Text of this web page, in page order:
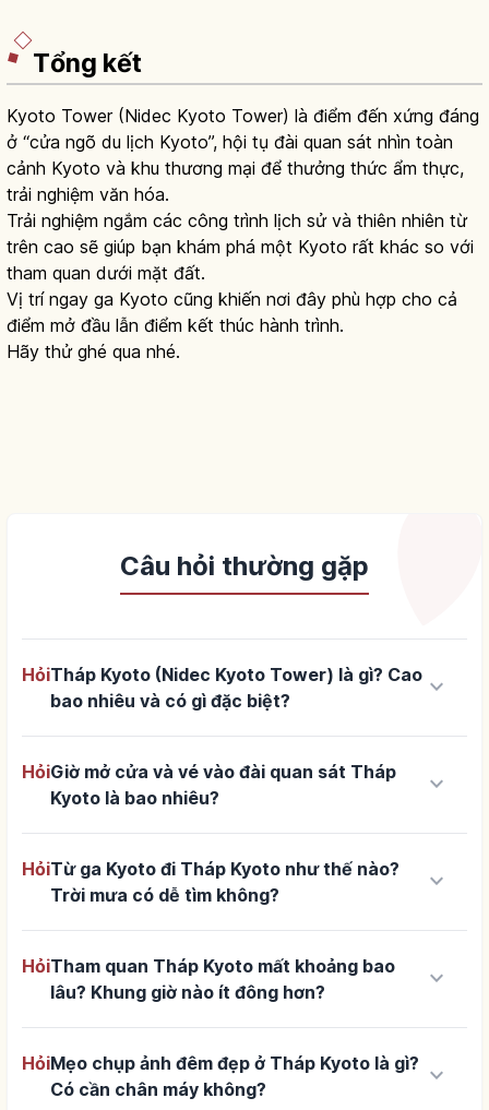
Tổng kết
Kyoto Tower (Nidec Kyoto Tower) là điểm đến xứng đáng
ở “cửa ngõ du lịch Kyoto”, hội tụ đài quan sát nhìn toàn
cảnh Kyoto và khu thương mại để thưởng thức ẩm thực,
trải nghiệm văn hóa.
Trải nghiệm ngắm các công trình lịch sử và thiên nhiên từ
trên cao sẽ giúp bạn khám phá một Kyoto rất khác so với
tham quan dưới mặt đất.
Vị trí ngay ga Kyoto cũng khiến nơi đây phù hợp cho cả
điểm mở đầu lẫn điểm kết thúc hành trình.
Hãy thử ghé qua nhé.
Câu hỏi thường gặp
HỏiTháp Kyoto (Nidec Kyoto Tower) là gì? Cao
bao nhiêu và có gì đặc biệt?
keyboard_arrow_down
HỏiGiờ mở cửa và vé vào đài quan sát Tháp
Kyoto là bao nhiêu?
keyboard_arrow_down
HỏiTừ ga Kyoto đi Tháp Kyoto như thế nào?
Trời mưa có dễ tìm không?
keyboard_arrow_down
HỏiTham quan Tháp Kyoto mất khoảng bao
lâu? Khung giờ nào ít đông hơn?
keyboard_arrow_down
HỏiMẹo chụp ảnh đêm đẹp ở Tháp Kyoto là gì?
Có cần chân máy không?
keyboard_arrow_down